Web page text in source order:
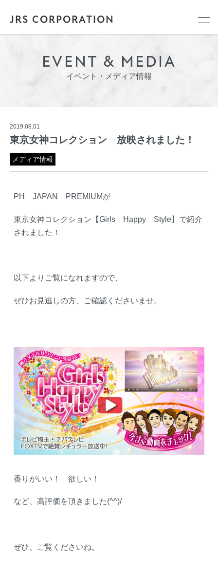
JRS CORPORATION
EVENT & MEDIA
イベント・メディア情報
2019.08.01
東京女神コレクション 放映されました！
メディア情報
PH JAPAN PREMIUMが
東京女神コレクション【Girls Happy Style】で紹介
されました！
以下よりご覧になれますので、
ぜひお見逃しの方、ご確認くださいませ。
香りがいい！ 欲しい！
など、高評価を頂きました(^^)/
ぜひ、ご覧くださいね。